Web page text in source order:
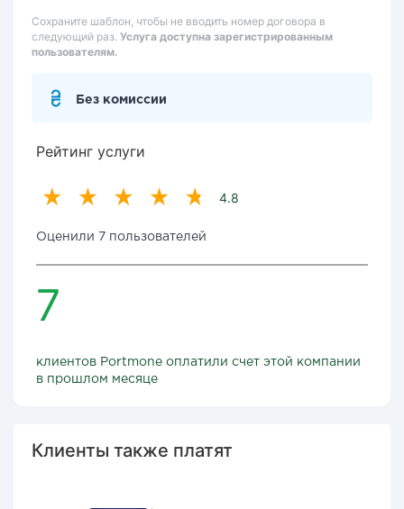
Сохраните шаблон, чтобы не вводить номер договора в
следующий раз. Услуга доступна зарегистрированным
пользователям.
Без комиссии
Рейтинг услуги
4.8
Оценили 7 пользователей
7
клиентов Portmone оплатили счет этой компании
в прошлом месяце
Клиенты также платят